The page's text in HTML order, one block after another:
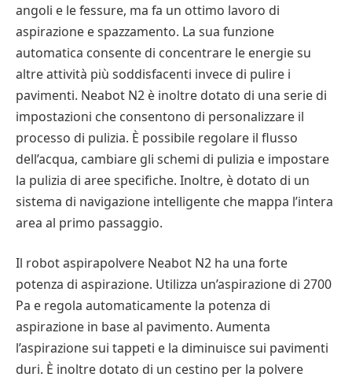
angoli e le fessure, ma fa un ottimo lavoro di
aspirazione e spazzamento. La sua funzione
automatica consente di concentrare le energie su
altre attività più soddisfacenti invece di pulire i
pavimenti. Neabot N2 è inoltre dotato di una serie di
impostazioni che consentono di personalizzare il
processo di pulizia. È possibile regolare il flusso
dell’acqua, cambiare gli schemi di pulizia e impostare
la pulizia di aree specifiche. Inoltre, è dotato di un
sistema di navigazione intelligente che mappa l’intera
area al primo passaggio.
Il robot aspirapolvere Neabot N2 ha una forte
potenza di aspirazione. Utilizza un’aspirazione di 2700
Pa e regola automaticamente la potenza di
aspirazione in base al pavimento. Aumenta
l’aspirazione sui tappeti e la diminuisce sui pavimenti
duri. È inoltre dotato di un cestino per la polvere